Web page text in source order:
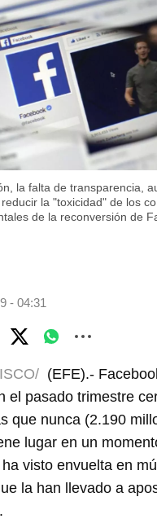
la falta de transparencia,
la "toxicidad" de los
de la reconversión de
- 04:31
(EFE).-
el pasado trimestre
que nunca (2.190
lugar en un
visto envuelta en
la han llevado a